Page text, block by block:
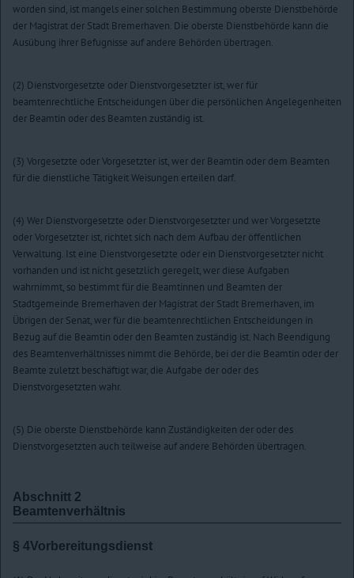
worden sind, ist mangels einer solchen Bestimmung oberste Dienstbehörde
der Magistrat der Stadt Bremerhaven. Die oberste Dienstbehörde kann die
Ausübung ihrer Befugnisse auf andere Behörden übertragen.
(2) Dienstvorgesetzte oder Dienstvorgesetzter ist, wer für
beamtenrechtliche Entscheidungen über die persönlichen Angelegenheiten
der Beamtin oder des Beamten zuständig ist.
(3) Vorgesetzte oder Vorgesetzter ist, wer der Beamtin oder dem Beamten
für die dienstliche Tätigkeit Weisungen erteilen darf.
(4) Wer Dienstvorgesetzte oder Dienstvorgesetzter und wer Vorgesetzte
oder Vorgesetzter ist, richtet sich nach dem Aufbau der öffentlichen
Verwaltung. Ist eine Dienstvorgesetzte oder ein Dienstvorgesetzter nicht
vorhanden und ist nicht gesetzlich geregelt, wer diese Aufgaben
wahrnimmt, so bestimmt für die Beamtinnen und Beamten der
Stadtgemeinde Bremerhaven der Magistrat der Stadt Bremerhaven, im
Übrigen der Senat, wer für die beamtenrechtlichen Entscheidungen in
Bezug auf die Beamtin oder den Beamten zuständig ist. Nach Beendigung
des Beamtenverhältnisses nimmt die Behörde, bei der die Beamtin oder der
Beamte zuletzt beschäftigt war, die Aufgabe der oder des
Dienstvorgesetzten wahr.
(5) Die oberste Dienstbehörde kann Zuständigkeiten der oder des
Dienstvorgesetzten auch teilweise auf andere Behörden übertragen.
Abschnitt 2
Beamtenverhältnis
§ 4Vorbereitungsdienst